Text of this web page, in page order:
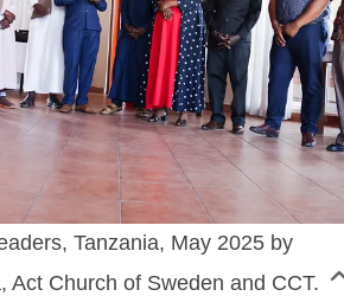
Tanzania, May 2025 by
Act Church of Sweden and CCT.